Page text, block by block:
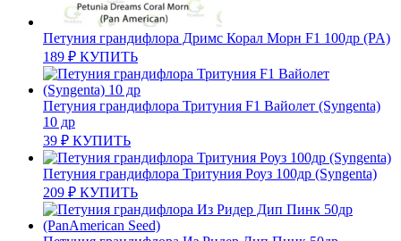
Петуния грандифлора Дримс Корал Морн F1 100др (PA)
189 ₽ КУПИТЬ
Петуния грандифлора Тритуния F1 Вайолет (Syngenta)
10 др
39 ₽ КУПИТЬ
Петуния грандифлора Тритуния Роуз 100др (Syngenta)
209 ₽ КУПИТЬ